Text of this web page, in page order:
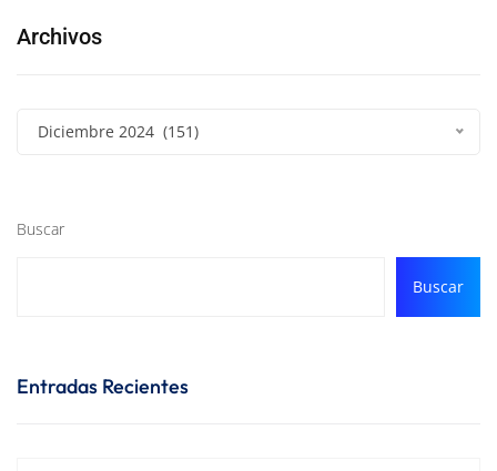
Archivos
Diciembre 2024 (151)
Buscar
Buscar
Entradas Recientes